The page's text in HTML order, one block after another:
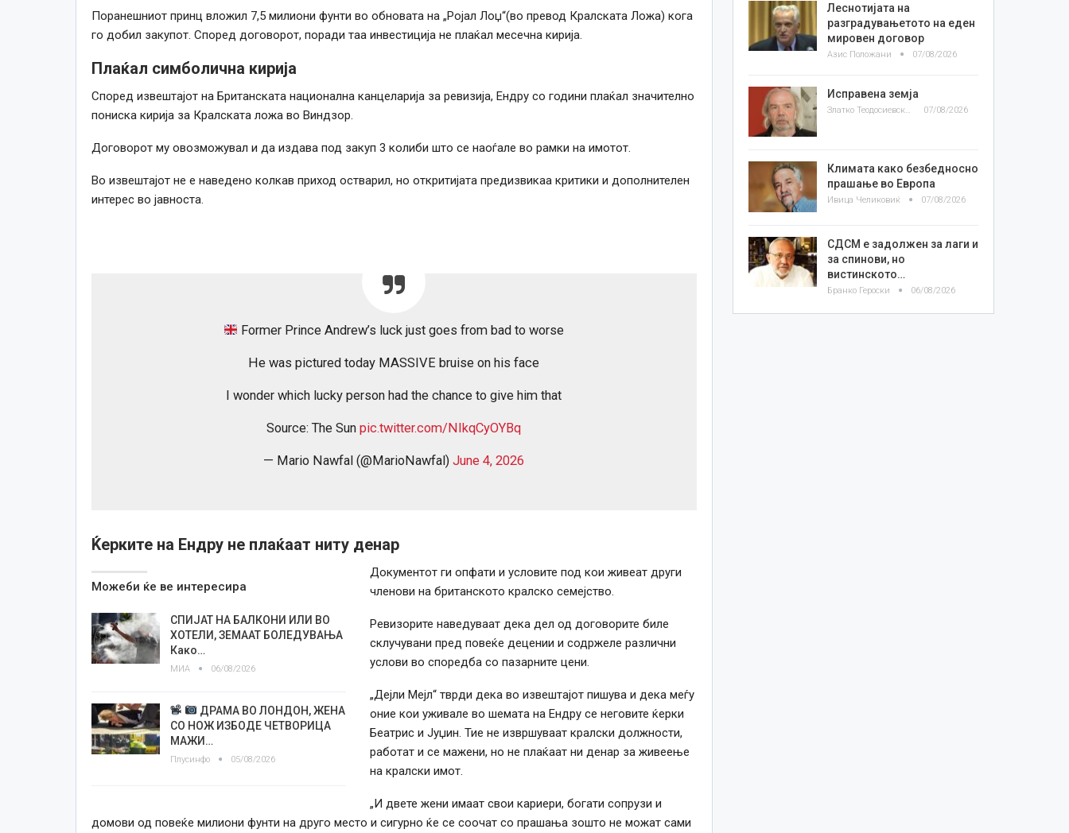
Поранешниот принц вложил 7,5 милиони фунти во обновата на „Ројал Лоџ“(во превод Кралската Ложа) кога
го добил закупот. Според договорот, поради таа инвестиција не плаќал месечна кирија.
Плаќал симболична кирија
Според извештајот на Британската национална канцеларија за ревизија, Ендру со години плаќал значително
пониска кирија за Кралската ложа во Виндзор.
Договорот му овозможувал и да издава под закуп 3 колиби што се наоѓале во рамки на имотот.
Во извештајот не е наведено колкав приход остварил, но откритијата предизвикаа критики и дополнителен
интерес во јавноста.
Former Prince Andrew’s luck just goes from bad to worse
He was pictured today MASSIVE bruise on his face
I wonder which lucky person had the chance to give him that
Source: The Sun pic.twitter.com/NIkqCyOYBq
— Mario Nawfal (@MarioNawfal) June 4, 2026
Ќерките на Ендру не плаќаат ниту денар
Можеби ќе ве интересира
СПИЈАТ НА БАЛКОНИ ИЛИ ВО
ХОТЕЛИ, ЗЕМААТ БОЛЕДУВАЊА
Како…
МИА 06/08/2026
ДРАМА ВО ЛОНДОН, ЖЕНА
СО НОЖ ИЗБОДЕ ЧЕТВОРИЦА
МАЖИ…
Плусинфо 05/08/2026
Документот ги опфати и условите под кои живеат други
членови на британското кралско семејство.
Ревизорите наведуваат дека дел од договорите биле
склучувани пред повеќе децении и содржеле различни
услови во споредба со пазарните цени.
„Дејли Мејл“ тврди дека во извештајот пишува и дека меѓу
оние кои уживале во шемата на Ендру се неговите ќерки
Беатрис и Јуџин. Тие не извршуваат кралски должности,
работат и се мажени, но не плаќаат ни денар за живеење
на кралски имот.
„И двете жени имаат свои кариери, богати сопрузи и
домови од повеќе милиони фунти на друго место и сигурно ќе се соочат со прашања зошто не можат сами
Леснотијата на
разградувањетото на еден
мировен договор
Азис Положани 07/08/2026
Исправена земја
Златко Теодосиевски 07/08/2026
Климата како безбедносно
прашање во Европа
Ивица Челиковиќ 07/08/2026
СДСМ е задолжен за лаги и
за спинови, но
вистинското…
Бранко Героски 06/08/2026